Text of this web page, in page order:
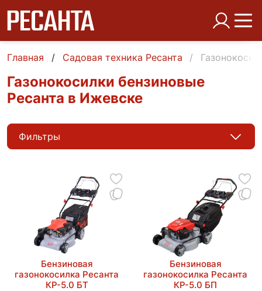
Главная Садовая техника Ресанта
Газонокосилки бензиновые
Ресанта в Ижевске
Фильтры
Бензиновая
газонокосилка Ресанта
КР-5.0 БТ
Бензиновая
газонокосилка Ресанта
КР-5.0 БП